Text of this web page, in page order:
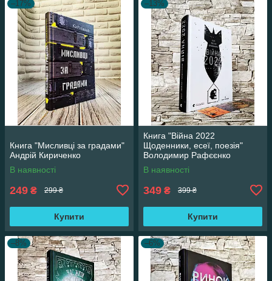
–17%
Книга "Мисливці за градами"
Андрій Кириченко
В наявності
249 ₴ 299 ₴
Купити
–13%
Книга "Війна 2022
Щоденники, есеї, поезія"
Володимир Рафєєнко
В наявності
349 ₴ 399 ₴
Купити
–8% –6%